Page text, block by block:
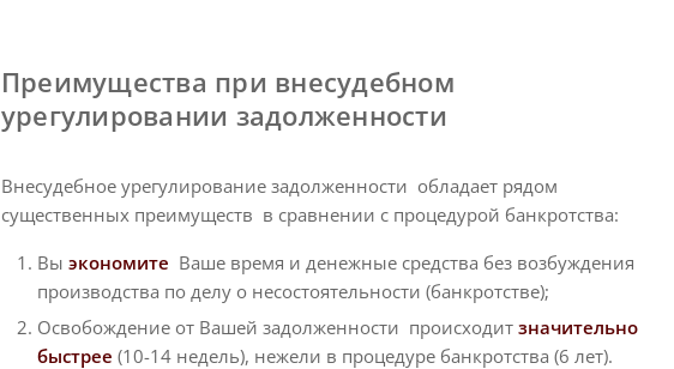
Преимущества при внесудебном
урегулировании задолженности
Внесудебное урегулирование задолженности обладает рядом
существенных преимуществ в сравнении с процедурой банкротства:
Вы экономите Ваше время и денежные средства без возбуждения
производства по делу о несостоятельности (банкротстве);
Освобождение от Вашей задолженности происходит значительно
быстрее (10-14 недель), нежели в процедуре банкротства (6 лет).